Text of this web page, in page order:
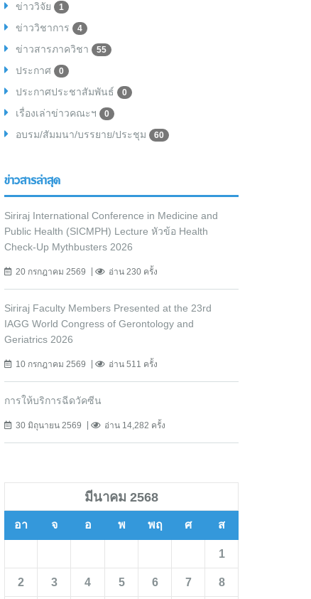
ข่าววิจัย 1
ข่าววิชาการ 4
ข่าวสารภาควิชา 55
ประกาศ 0
ประกาศประชาสัมพันธ์ 0
เรื่องเล่าข่าวคณะฯ 0
อบรม/สัมมนา/บรรยาย/ประชุม 60
ข่าวสารล่าสุด
Siriraj International Conference in Medicine and
Public Health (SICMPH) Lecture หัวข้อ Health
Check-Up Mythbusters 2026
20 กรกฎาคม 2569 อ่าน 230 ครั้ง
Siriraj Faculty Members Presented at the 23rd
IAGG World Congress of Gerontology and
Geriatrics 2026
10 กรกฎาคม 2569 อ่าน 511 ครั้ง
การให้บริการฉีดวัคซีน
30 มิถุนายน 2569 อ่าน 14,282 ครั้ง
มีนาคม 2568
อา จ อ พ พฤ ศ ส
1
2 3 4 5 6 7 8